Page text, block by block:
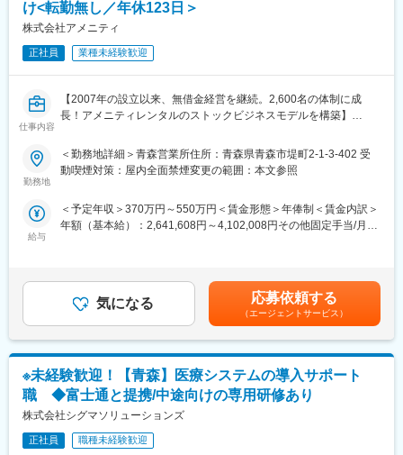
義／提案書・見積作成／プレゼン）
・設計（物理構成・論理構成の設計）
・機器（UTMや各種ネットワークスイッチ等）の設定、設置
・保守運用
・最新セキュリティ動向の調査・標準化（ニュース等で報じられ
る重大インシデントの分析と、医療機関向けの独自構築ガイドラ
インへの反映・アップデート）
・顧客が利用するＩＴ機器（サーバ、ネットワーク、PC等）の障
害発生時の対応
・システム導入時の設置作業・配線作業等
経験の方でも安心して就業可能です。
業界としてもニーズが高い成長産業です。昨今はセキュリティの
重要度が高まっており、医療機関へ特化したセキュアなネットワ
ーク環境の提案にも注力しています。
当社では医療システム、介護システム、歯科医院向けのシステム
などの販社として、ヘルスケア領域におけるITシステム導入での
地域貢献を行っております。
また自社開発製品である調剤薬局向けシステム「ElixirS」は、代
け<転勤無し／年休123日＞
株式会社アメニティ
正社員 業種未経験歓迎
仕事内容
【2007年の設立以来、無借金経営を継続。2,600名の体制に成
長！アメニティレンタルのストックビジネスモデルを構築】
を図るため、このたび新たな仲間をお迎えすることとなりまし
た。
病院や介護施設に向けて、入院・入所時に必要な衣類やタオル、
日用品などをレンタルできる「アメニティサポートシステム」を
主な営業活動は新規提案営業と既存フォローの両輪です。 社会貢
献性も高く、今後の高齢化社会において成長が見込める成長産業
です。 また、病院や介護施設の業務軽減に貢献する事で、患者
様、利用者様へのサービス向上に直結する為、大変やりがいのあ
るお仕事です。
■キャリアアップについて：
本人の頑張りを昇給、昇格にて評価される制度が御座います。ま
た、事業拡大に伴い、新規の営業所も出店しており、営業所長や
エリアを管理する責任者などのポストがある為、早期のキャリア
勤務地
＜勤務地詳細＞青森営業所住所：青森県青森市堤町2-1-3-402 受
動喫煙対策：屋内全面禁煙変更の範囲：本文参照
給与
＜予定年収＞370万円～550万円＜賃金形態＞年俸制＜賃金内訳＞
年額（基本給）：2,641,608円～4,102,008円その他固定手当/月：
無＞有＜残業手当＞有＜給与補足＞※経験・能力・前職の給与など
を考慮するため上下する可能性があります・評価：年2回（4月・
10月/売上実績だけでなく取り組み姿勢や提案プロセスなどの定性
評価も重視）・年収例：370-480万円(主任/入社2-3年)⇒420-550
万円(係長/入社3-5年)賃金はあくまでも目安の金額であり、選考を
通じて上下する可能性があります。月給(月額)は固定手当を含めた
表記です。
気になる 応募依頼する
（エージェントサービス）
※未経験歓迎！【青森】医療システムの導入サポート
職 ◆富士通と提携/中途向けの専用研修あり
株式会社シグマソリューションズ
正社員 職種未経験歓迎